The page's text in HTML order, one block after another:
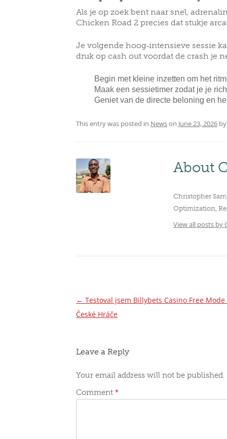
Als je op zoek bent naar snel,
Chicken Road 2 precies dat stukje
Je volgende hoog‑intensieve sessie
druk op cash out voordat de crash je
Begin met kleine inzetten om het
Maak een sessietimer zodat je je
Geniet van de directe beloning en
This entry was posted in Newson June 23, 2026
About
Christopher
Optimization,
View all posts by
Post
← Testoval jsem Billybets Casino Free
České Hráče
Leave a Reply
Your email address will not be published.
Comment *